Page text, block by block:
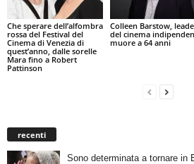
Che sperare dell’alfombra
rossa del Festival del
Cinema di Venezia di
quest’anno, dalle sorelle
Mara fino a Robert
Pattinson
Colleen Barstow,
del cinema
muore a 64 anni
recenti
Sono determinata a tornare in